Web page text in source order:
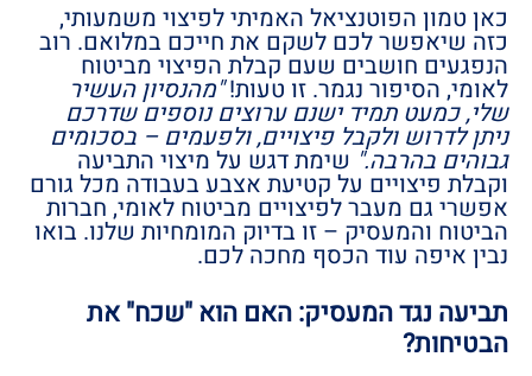
כאן טמון הפוטנציאל האמיתי לפיצוי משמעותי,
כזה שיאפשר לכם לשקם את חייכם במלואם. רוב
הנפגעים חושבים שעם קבלת הפיצוי מביטוח
לאומי, הסיפור נגמר. זו טעות!"מהנסיון העשיר
שלי, כמעט תמיד ישנם ערוצים נוספים שדרכם
ניתן לדרוש ולקבל פיצויים, ולפעמים – בסכומים
גבוהים בהרבה." שימת דגש על מיצוי התביעה
וקבלת פיצויים על קטיעת אצבע בעבודה מכל גורם
אפשרי גם מעבר לפיצויים מביטוח לאומי, חברות
הביטוח והמעסיק – זו בדיוק המומחיות שלנו. בואו
נבין איפה עוד הכסף מחכה לכם.
תביעה נגד המעסיק: האם הוא "שכח" את
הבטיחות?